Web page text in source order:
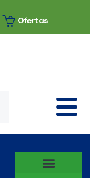
Ofertas